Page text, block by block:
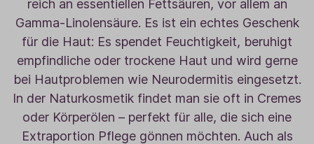
reich an essentiellen Fettsäuren, vor allem an
Gamma-Linolensäure. Es ist ein echtes Geschenk
für die Haut: Es spendet Feuchtigkeit, beruhigt
empfindliche oder trockene Haut und wird gerne
bei Hautproblemen wie Neurodermitis eingesetzt.
In der Naturkosmetik findet man sie oft in Cremes
oder Körperölen – perfekt für alle, die sich eine
Extraportion Pflege gönnen möchten. Auch als